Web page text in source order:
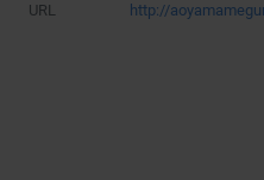
URL
http://